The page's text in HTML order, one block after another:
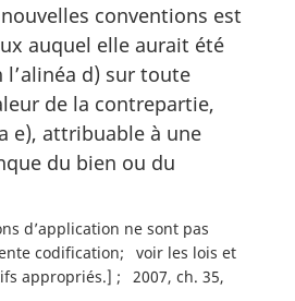
conventions est
auquel elle aurait été
l’alinéa d) sur toute
de la contrepartie,
e), attribuable à une
du bien ou du
d’application ne sont pas
codification
voir les lois et
appropriés.]
2007, ch. 35,